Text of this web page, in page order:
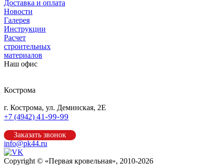
Доставка и оплата
Новости
Галерея
Инструкции
Расчет
строительных
материалов
Наш офис
Кострома
г. Кострома, ул. Деминская, 2Е
+7 (4942) 41-99-99
Заказать звонок
info@pk44.ru
Copyright © «Первая кровельная», 2010-2026